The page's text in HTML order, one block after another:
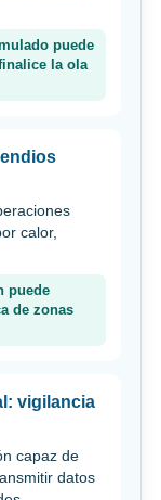
puede
la ola
calor,
puede
de zonas
vigilancia
capaz de
datos